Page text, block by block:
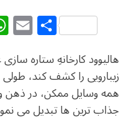
W
h
at
s
A
E
m
ai
l
S
h
ar
e
هالیوود کارخانهِ ستاره
زیبارویی را کشف کند،
همه وسایل ممکن، در ذهن و
جذاب ترین ها تبدیل می